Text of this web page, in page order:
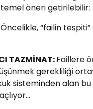
öneri getirilebilir:
Öncelikle, “failin
TAZMİNAT:Faillere
gerekliliği
sisteminden alan